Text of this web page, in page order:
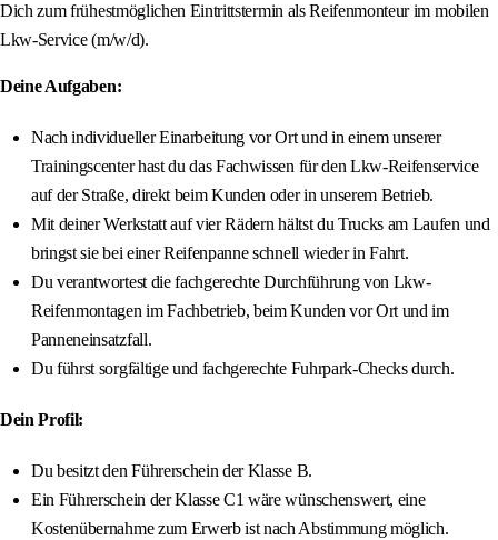
Dich zum frühestmöglichen Eintrittstermin als Reifenmonteur im mobilen
Lkw-Service (m/w/d).
Deine Aufgaben:
Nach individueller Einarbeitung vor Ort und in einem unserer
Trainingscenter hast du das Fachwissen für den Lkw-Reifenservice
auf der Straße, direkt beim Kunden oder in unserem Betrieb.
Mit deiner Werkstatt auf vier Rädern hältst du Trucks am Laufen und
bringst sie bei einer Reifenpanne schnell wieder in Fahrt.
Du verantwortest die fachgerechte Durchführung von Lkw-
Reifenmontagen im Fachbetrieb, beim Kunden vor Ort und im
Panneneinsatzfall.
Du führst sorgfältige und fachgerechte Fuhrpark-Checks durch.
Dein Profil:
Du besitzt den Führerschein der Klasse B.
Ein Führerschein der Klasse C1 wäre wünschenswert, eine
Kostenübernahme zum Erwerb ist nach Abstimmung möglich.